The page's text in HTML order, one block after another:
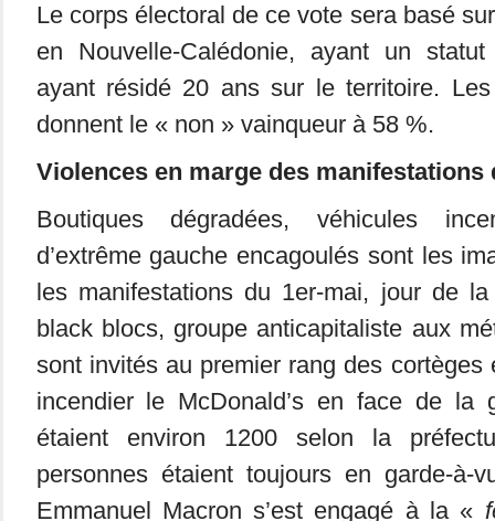
Le corps électoral de ce vote sera basé
en Nouvelle-Calédonie, ayant un
ayant résidé 20 ans sur le territoire.
donnent le « non » vainqueur à 58 %.
Violences en marge des manifestations
Boutiques dégradées, véhicules
d’extrême gauche encagoulés sont les
les manifestations du 1er-mai, jour de
black blocs, groupe anticapitaliste aux
sont invités au premier rang des cortèges
incendier le McDonald’s en face de la
étaient environ 1200 selon la
personnes étaient toujours en garde-à-
Emmanuel Macron s’est engagé à la «